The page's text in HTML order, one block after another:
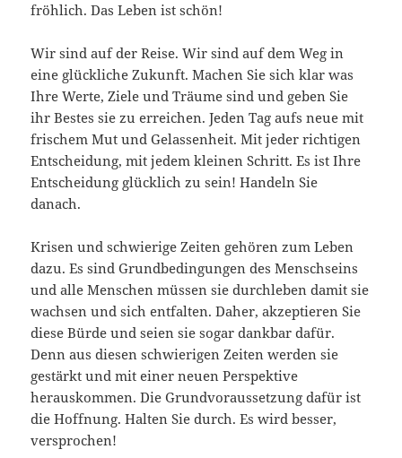
fröhlich. Das Leben ist schön!
Wir sind auf der Reise. Wir sind auf dem Weg in
eine glückliche Zukunft. Machen Sie sich klar was
Ihre Werte, Ziele und Träume sind und geben Sie
ihr Bestes sie zu erreichen. Jeden Tag aufs neue mit
frischem Mut und Gelassenheit. Mit jeder richtigen
Entscheidung, mit jedem kleinen Schritt. Es ist Ihre
Entscheidung glücklich zu sein! Handeln Sie
danach.
Krisen und schwierige Zeiten gehören zum Leben
dazu. Es sind Grundbedingungen des Menschseins
und alle Menschen müssen sie durchleben damit sie
wachsen und sich entfalten. Daher, akzeptieren Sie
diese Bürde und seien sie sogar dankbar dafür.
Denn aus diesen schwierigen Zeiten werden sie
gestärkt und mit einer neuen Perspektive
herauskommen. Die Grundvoraussetzung dafür ist
die Hoffnung. Halten Sie durch. Es wird besser,
versprochen!